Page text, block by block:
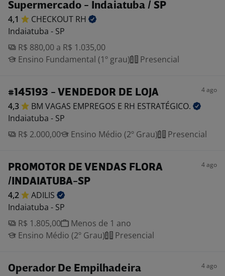
Supermercado - Indaiatuba / SP
4,1 CHECKOUT RH
Indaiatuba - SP
R$ 880,00 a R$ 1.035,00
Ensino Fundamental (1º grau)
Presencial
#145193 - VENDEDOR DE LOJA 4 ago
4,3 BM VAGAS EMPREGOS E RH ESTRATÉGICO.
Indaiatuba - SP
R$ 2.000,00
Ensino Médio (2º Grau) Presencial
PROMOTOR DE VENDAS FLORA
/INDAIATUBA-SP
4 ago
4,2
ADILIS
Indaiatuba - SP
R$ 1.805,00
Menos de 1 ano
Ensino Médio (2º Grau)
Presencial
Operador De Empilhadeira 4 ago